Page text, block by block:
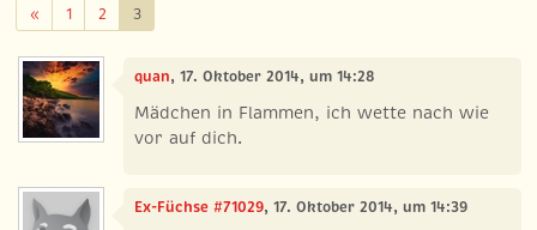
«Zurück
1 2 3
quan, 17. Oktober 2014, um 14:28
Mädchen in Flammen, ich wette nach wie
vor auf dich.
Ex-Füchse #71029, 17. Oktober 2014, um 14:39